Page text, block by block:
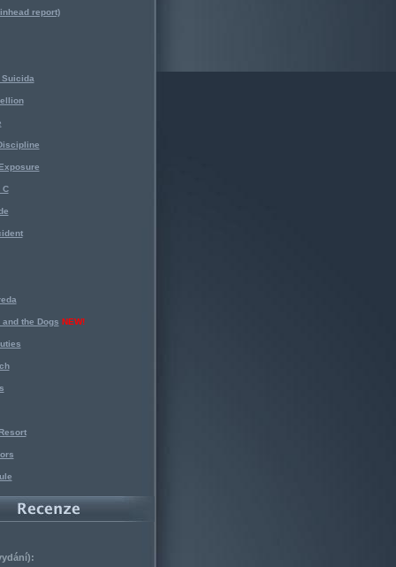
report)
Suicida
C
the Dogs NEW!